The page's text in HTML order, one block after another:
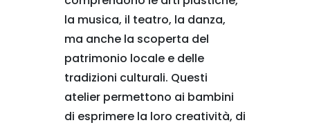
la musica, il teatro, la danza,
ma anche la scoperta del
patrimonio locale e delle
tradizioni culturali. Questi
atelier permettono ai bambini
di esprimere la loro creatività, di